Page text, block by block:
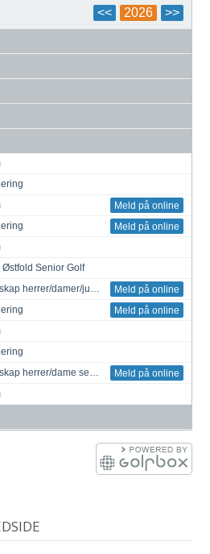
<< 2026 >>
Meld på online
Meld på online
Østfold Senior Golf
Meld på online
Klubbmesterskap herrer/damer/junior/
Meld på online
Meld på online
Klubbmesterskap herrer/dame senior